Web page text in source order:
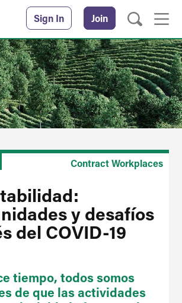
Sign In Join
Contract Workplaces
y desafíos
del COVID-19
tiempo, todos somos
de que las actividades